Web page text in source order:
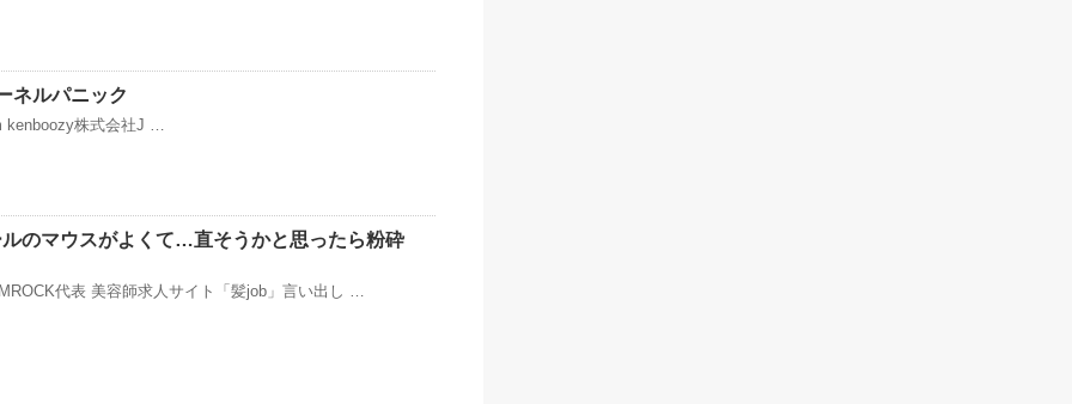
ネルパニック
kenboozy株式会社J …
のマウスがよくて…直そうかと思ったら粉砕
代表 美容師求人サイト「髪job」言い出し …